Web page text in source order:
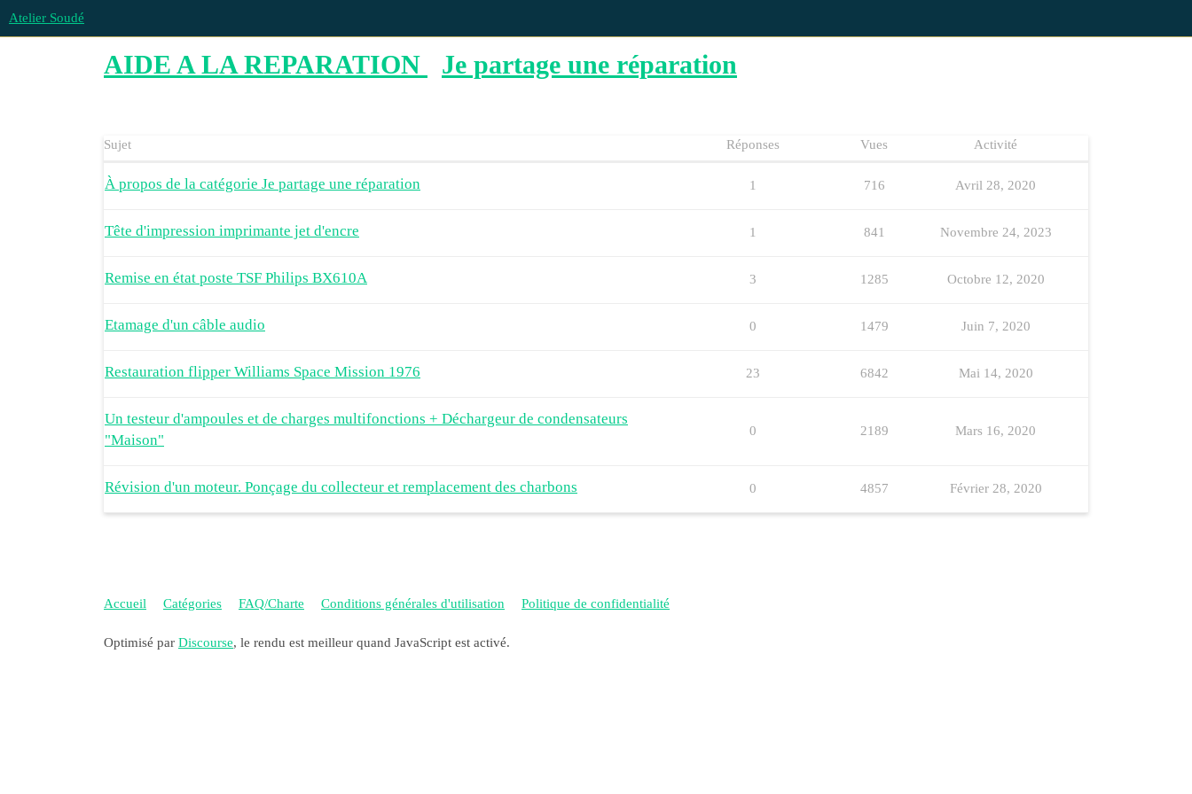
Atelier Soudé
AIDE A LA REPARATION Je partage une réparation
Sujet Réponses Vues Activité
À propos de la catégorie Je partage une réparation 1 716 Avril 28, 2020
Tête d'impression imprimante jet d'encre 1 841 Novembre 24, 2023
Remise en état poste TSF Philips BX610A 3 1285 Octobre 12, 2020
Etamage d'un câble audio 0 1479 Juin 7, 2020
Restauration flipper Williams Space Mission 1976 23 6842 Mai 14, 2020
Un testeur d'ampoules et de charges multifonctions + Déchargeur de condensateurs
"Maison"
0 2189 Mars 16, 2020
Révision d'un moteur. Ponçage du collecteur et remplacement des charbons 0 4857 Février 28, 2020
Accueil Catégories FAQ/Charte Conditions générales d'utilisation Politique de confidentialité
Optimisé par Discourse, le rendu est meilleur quand JavaScript est activé.